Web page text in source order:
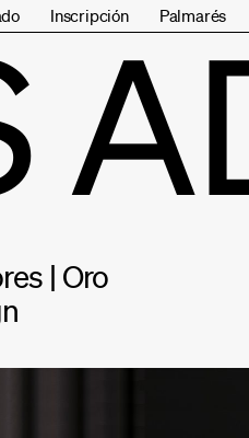
Inscripción Palmarés
| Oro